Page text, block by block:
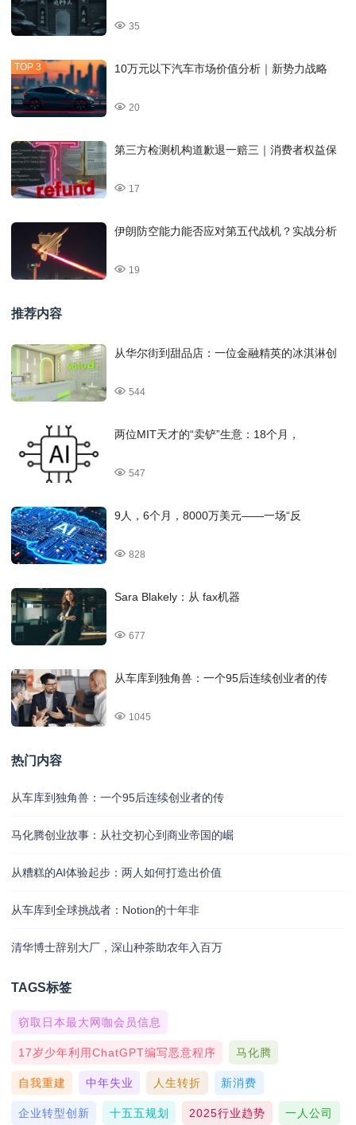
35
10万元以下汽车市场价值分析｜新势力战略
20
第三方检测机构道歉退一赔三｜消费者权益保
17
伊朗防空能力能否应对第五代战机？实战分析
19
推荐内容
从华尔街到甜品店：一位金融精英的冰淇淋创
544
两位MIT天才的“卖铲”生意：18个月，
547
9人，6个月，8000万美元——一场“反
828
Sara Blakely：从 fax机器
677
从车库到独角兽：一个95后连续创业者的传
1045
热门内容
从车库到独角兽：一个95后连续创业者的传
马化腾创业故事：从社交初心到商业帝国的崛
从糟糕的AI体验起步：两人如何打造出价值
从车库到全球挑战者：Notion的十年非
清华博士辞别大厂，深山种茶助农年入百万
TAGS标签
窃取日本最大网咖会员信息
17岁少年利用ChatGPT编写恶意程序 马化腾
自我重建 中年失业 人生转折 新消费
企业转型创新 十五五规划 2025行业趋势 一人公司